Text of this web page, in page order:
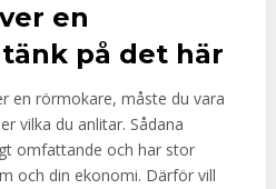
en
på det här
en rörmokare, måste du vara
vilka du anlitar. Sådana
omfattande och har stor
och din ekonomi. Därför vill